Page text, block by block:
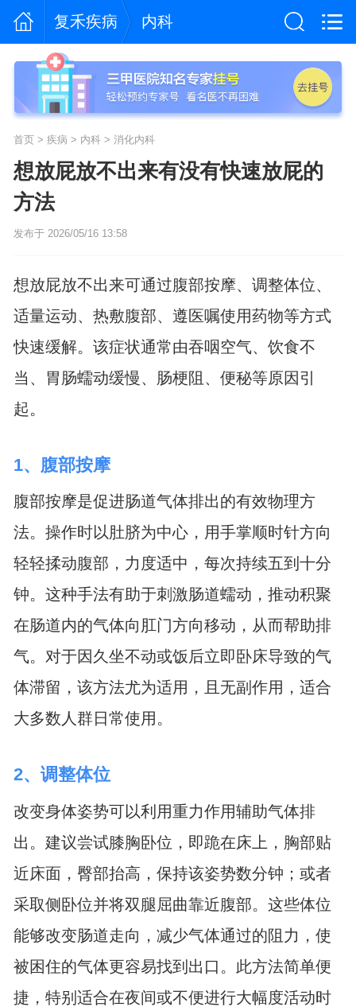
复禾疾病 内科
首页> 疾病 > 内科> 消化内科
想放屁放不出来有没有快速放屁的
方法
发布于 2026/05/16 13:58
想放屁放不出来可通过腹部按摩、调整体位、
适量运动、热敷腹部、遵医嘱使用药物等方式
快速缓解。该症状通常由吞咽空气、饮食不
当、胃肠蠕动缓慢、肠梗阻、便秘等原因引
起。
1、腹部按摩
腹部按摩是促进肠道气体排出的有效物理方
法。操作时以肚脐为中心，用手掌顺时针方向
轻轻揉动腹部，力度适中，每次持续五到十分
钟。这种手法有助于刺激肠道蠕动，推动积聚
在肠道内的气体向肛门方向移动，从而帮助排
气。对于因久坐不动或饭后立即卧床导致的气
体滞留，该方法尤为适用，且无副作用，适合
大多数人群日常使用。
2、调整体位
改变身体姿势可以利用重力作用辅助气体排
出。建议尝试膝胸卧位，即跪在床上，胸部贴
近床面，臀部抬高，保持该姿势数分钟；或者
采取侧卧位并将双腿屈曲靠近腹部。这些体位
能够改变肠道走向，减少气体通过的阻力，使
被困住的气体更容易找到出口。此方法简单便
捷，特别适合在夜间或不便进行大幅度活动时